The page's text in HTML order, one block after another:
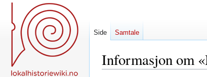
Informasjon om
Side Samtale